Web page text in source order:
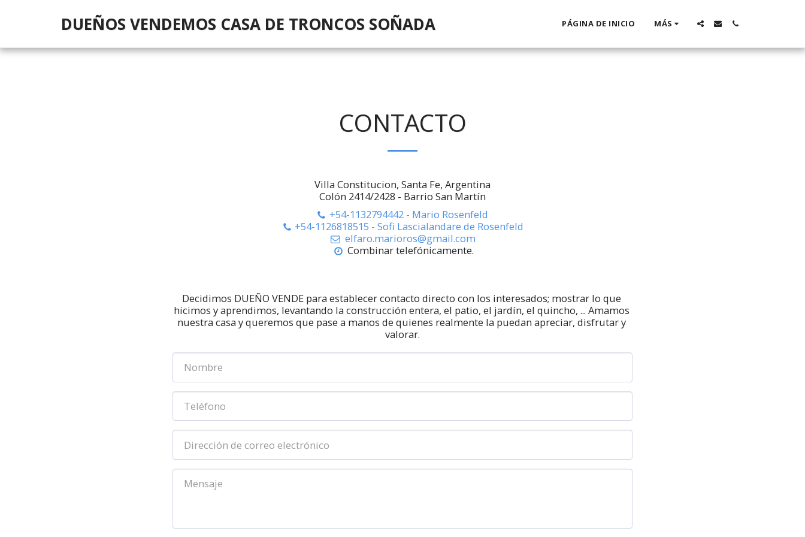
DUEÑOS VENDEMOS CASA DE TRONCOS SOÑADA PÁGINA DE INICIO MÁS
CONTACTO
Villa Constitucion, Santa Fe, Argentina
Colón 2414/2428 - Barrio San Martín
+54-1132794442 - Mario Rosenfeld
+54-1126818515 - Sofi Lascialandare de Rosenfeld
elfaro.marioros@gmail.com
Combinar telefónicamente.
Decidimos DUEÑO VENDE para establecer contacto directo con los interesados; mostrar lo que
hicimos y aprendimos, levantando la construcción entera, el patio, el jardín, el quincho, ... Amamos
nuestra casa y queremos que pase a manos de quienes realmente la puedan apreciar, disfrutar y
valorar.